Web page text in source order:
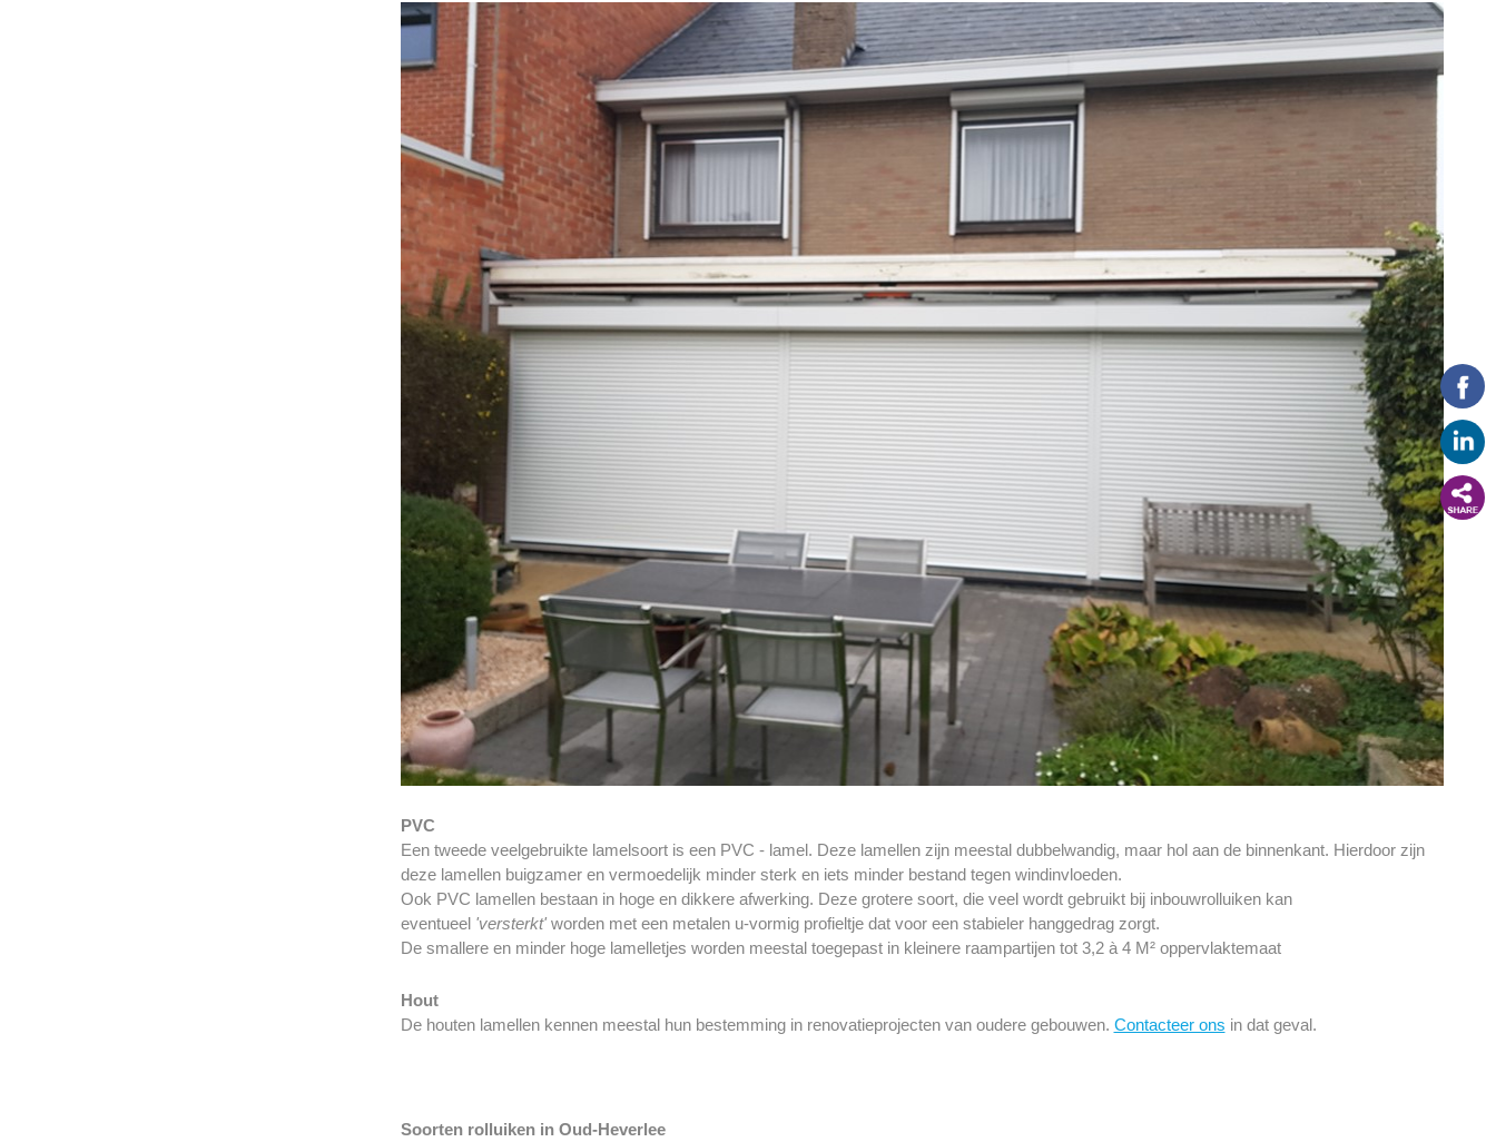
PVC
Een tweede veelgebruikte lamelsoort is een PVC - lamel. Deze lamellen zijn meestal dubbelwandig, maar hol aan de binnenkant. Hierdoor zijn
deze lamellen buigzamer en vermoedelijk minder sterk en iets minder bestand tegen windinvloeden.
Ook PVC lamellen bestaan in hoge en dikkere afwerking. Deze grotere soort, die veel wordt gebruikt bij inbouwrolluiken kan
eventueel'versterkt' worden met een metalen u-vormig profieltje dat voor een stabieler hanggedrag zorgt.
De smallere en minder hoge lamelletjes worden meestal toegepast in kleinere raampartijen tot 3,2 à 4 M² oppervlaktemaat
Hout
De houten lamellen kennen meestal hun bestemming in renovatieprojecten van oudere gebouwen. Contacteer ons in dat geval.
Soorten rolluiken in Oud-Heverlee